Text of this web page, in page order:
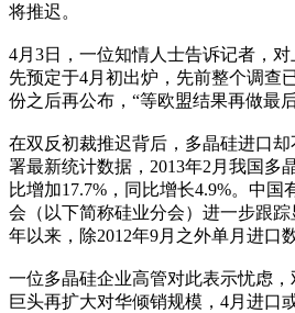
将推迟。
4月3日，一位知情人士告诉记者，
先预定于4月初出炉，先前整个调查
份之后再公布，“等欧盟结果再做最后
在双反初裁推迟背后，多晶硅进口
署最新统计数据，2013年2月我国多
比增加17.7%，同比增长4.9%。中
会（以下简称硅业分会）进一步跟踪
年以来，除2012年9月之外单月进口
一位多晶硅企业高管对此表示忧虑
巨头再扩大对华倾销规模，4月进口